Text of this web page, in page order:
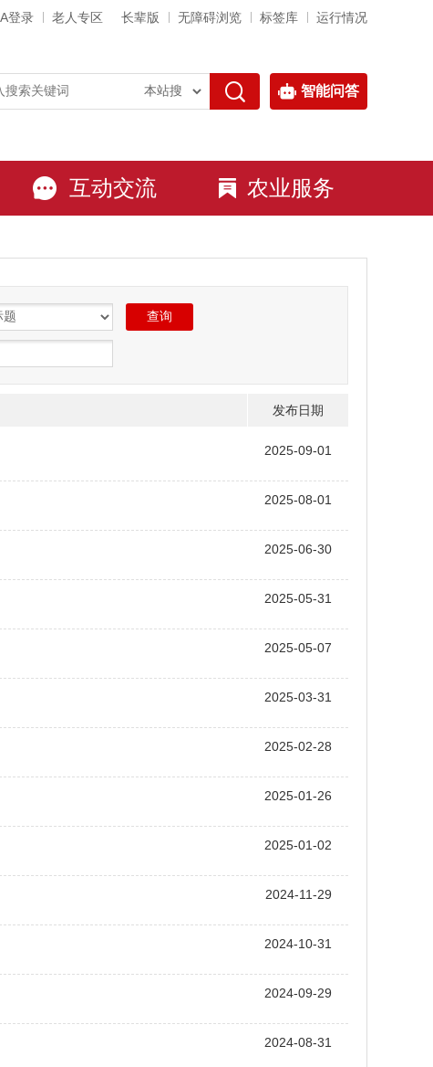
登录 老人专区 长辈版 无障碍浏览 标签库 运行情况
智能问答
互动交流 农业服务
发布日期
2025-09-01
2025-08-01
2025-06-30
2025-05-31
2025-05-07
2025-03-31
2025-02-28
2025-01-26
2025-01-02
2024-11-29
2024-10-31
2024-09-29
2024-08-31